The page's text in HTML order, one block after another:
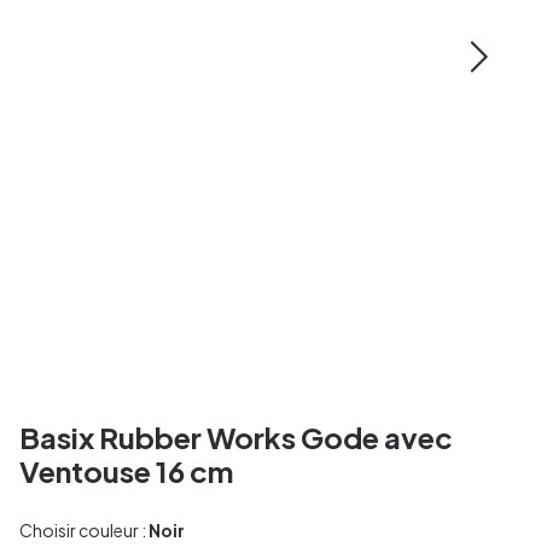
Basix Rubber Works Gode avec
Ventouse 16 cm
Choisir couleur : Noir